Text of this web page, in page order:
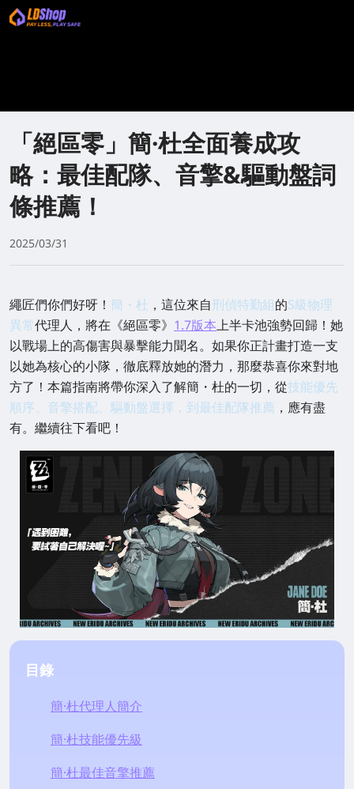
「絕區零」簡·杜全面養成攻
略：最佳配隊、音擎&驅動盤詞
條推薦！
2025/03/31
繩匠們你們好呀！ 簡・杜 ，這位來自刑偵特勤組的S級物理
異常代理人，將在《絕區零》 1.7版本上半卡池強勢回歸！她
以戰場上的高傷害與暴擊能力聞名。如果你正計畫打造一支
以她為核心的小隊，徹底釋放她的潛力，那麼恭喜你來對地
方了！本篇指南將帶你深入了解簡・杜的一切，從技能優先
順序、音擎搭配、驅動盤選擇，到最佳配隊推薦 ，應有盡
有。繼續往下看吧！
目錄
簡·杜代理人簡介
簡·杜技能優先級
簡·杜最佳音擎推薦